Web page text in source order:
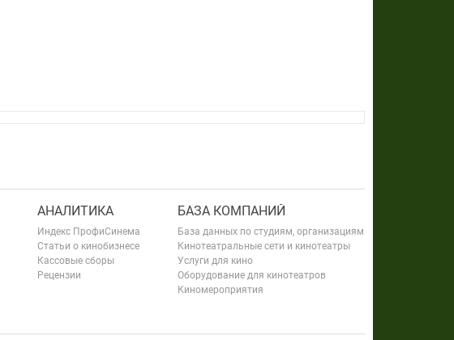
АНАЛИТИКА
Индекс ПрофиСинема
Статьи о кинобизнесе
Кассовые сборы
Рецензии
БАЗА КОМПАНИЙ
База данных по студиям, организациям
Кинотеатральные сети и кинотеатры
Услуги для кино
Оборудование для кинотеатров
Киномероприятия